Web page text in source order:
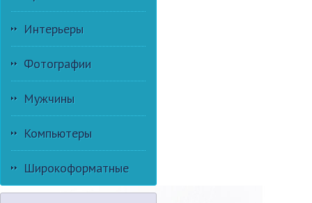
Интерьеры
Фотографии
Мужчины
Компьютеры
Широкоформатные